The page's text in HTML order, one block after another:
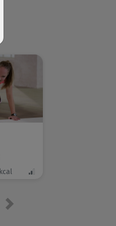
kcal
Nächstes Element